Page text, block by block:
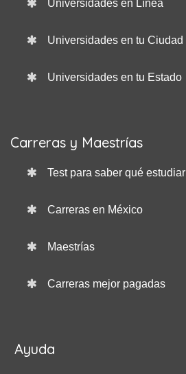
Universidades en Línea
Universidades en tu Ciudad
Universidades en tu Estado
Carreras y Maestrías
Test para saber qué estudiar
Carreras en México
Maestrías
Carreras mejor pagadas
Ayuda